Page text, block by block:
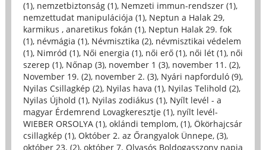
(1), nemzetbiztonság (1), Nemzeti immun-rendszer (1),
nemzettudat manipulációja (1), Neptun a Halak 29,
karmikus , anaretikus fokán (1), Neptun Halak 29. fok
(1), névmágia (1), Névmisztika (2), névmisztikai védelem
(1), Nimród (1), Női energia (1), női erő (1), női lét (1), női
szerep (1), Nőnap (3), november 1 (3), november 11. (2),
November 19. (2), november 2. (3), Nyári napforduló (9),
Nyilas Csillagkép (2), Nyilas hava (1), Nyilas Telihold (2),
Nyilas Újhold (1), Nyilas zodiákus (1), Nyílt levél - a
magyar Érdemrend Lovagkeresztje (1), nyílt levél-
WIEBER ORSOLYA (1), oklándi templom, (1), Ökörhajcsár
csillagkép (1), Október 2. az Őrangyalok Ünnepe, (3),
október 23. (2), október 7. Olvasós Boldogasszony napja